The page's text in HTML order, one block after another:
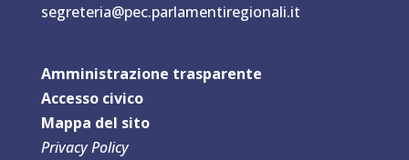
segreteria@pec.parlamentiregionali.it
Amministrazione trasparente
Accesso civico
Mappa del sito
Privacy Policy